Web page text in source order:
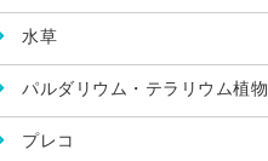
水草
パルダリウム・テラリウム植物
プレコ